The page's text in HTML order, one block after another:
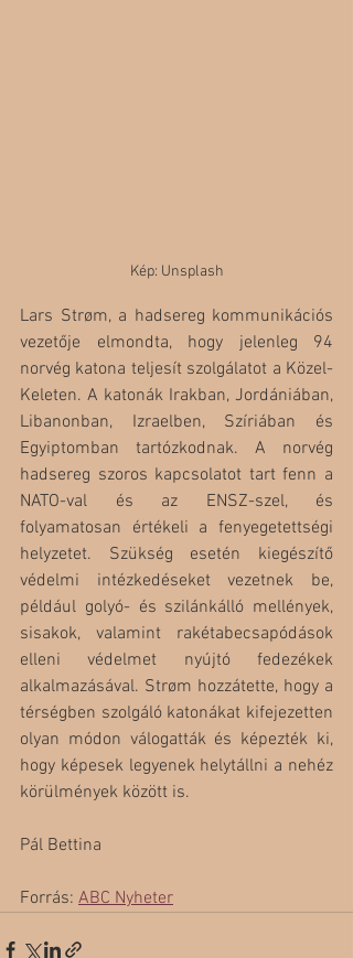
Kép: Unsplash
Lars Strøm, a hadsereg kommunikációs
vezetője elmondta, hogy jelenleg 94
norvég katona teljesít szolgálatot a Közel-
Keleten. A katonák Irakban, Jordániában,
Libanonban, Izraelben, Szíriában és
Egyiptomban tartózkodnak. A norvég
hadsereg szoros kapcsolatot tart fenn a
NATO-val és az ENSZ-szel, és
folyamatosan értékeli a fenyegetettségi
helyzetet. Szükség esetén kiegészítő
védelmi intézkedéseket vezetnek be,
például golyó- és szilánkálló mellények,
sisakok, valamint rakétabecsapódások
elleni védelmet nyújtó fedezékek
alkalmazásával. Strøm hozzátette, hogy a
térségben szolgáló katonákat kifejezetten
olyan módon válogatták és képezték ki,
hogy képesek legyenek helytállni a nehéz
körülmények között is.
Pál Bettina
Forrás: ABC Nyheter